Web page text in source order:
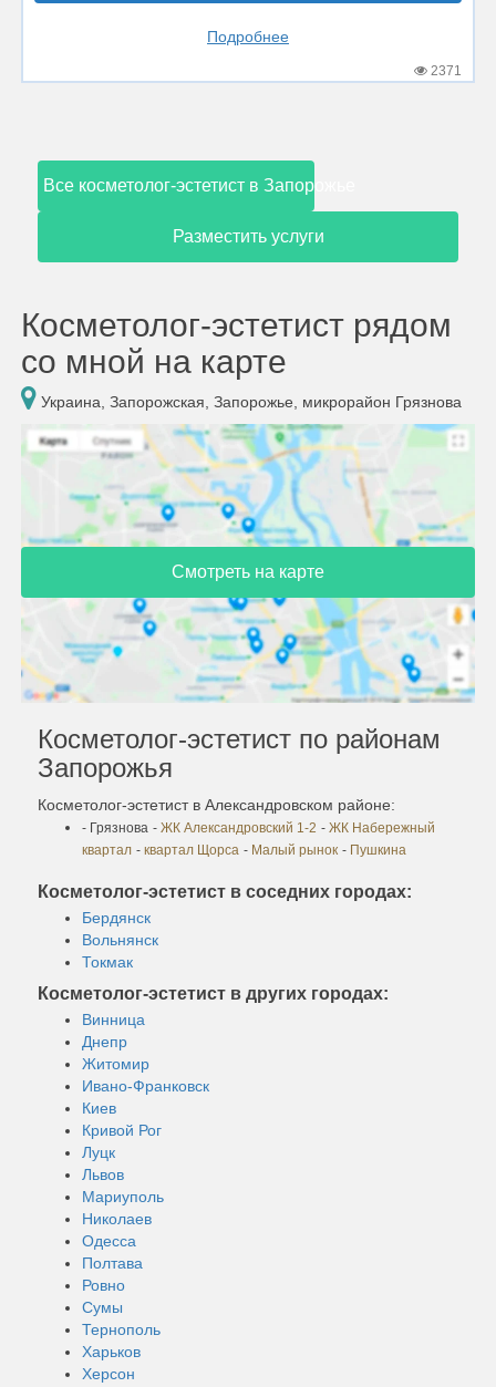
Подробнее
2371
Все косметолог-эстетист в Запорожье
Разместить услуги
Косметолог-эстетист рядом
со мной на карте
Украина, Запорожская, Запорожье, микрорайон Грязнова
Смотреть на карте
Косметолог-эстетист по районам
Запорожья
Косметолог-эстетист в Александровском районе:
- Грязнова - ЖК Александровский 1-2 - ЖК Набережный
квартал - квартал Щорса - Малый рынок - Пушкина
Косметолог-эстетист в соседних городах:
Бердянск
Вольнянск
Токмак
Косметолог-эстетист в других городах:
Винница
Днепр
Житомир
Ивано-Франковск
Киев
Кривой Рог
Луцк
Львов
Мариуполь
Николаев
Одесса
Полтава
Ровно
Сумы
Тернополь
Харьков
Херсон